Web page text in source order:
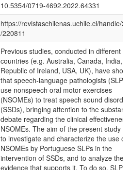
10.5354/0719-4692.2022.64331
https://revistaschilenas.uchile.cl/handle/
/220811
Previous studies, conducted in different
countries (e.g. Australia, Canada, India,
Republic of Ireland, USA, UK), have
that speech-language pathologists (SLPs)
use nonspeech oral motor exercises
(NSOMEs) to treat speech sound
(SSDs), bringing attention to the
debate regarding the clinical
NSOMEs. The aim of the present study
to investigate and characterize the use of
NSOMEs by Portuguese SLPs in the
intervention of SSDs, and to analyze the
evidence that supports it. To do so, SLPs